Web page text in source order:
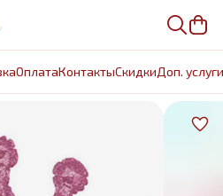
ОплатаКонтактыCкидкиДоп. услуги